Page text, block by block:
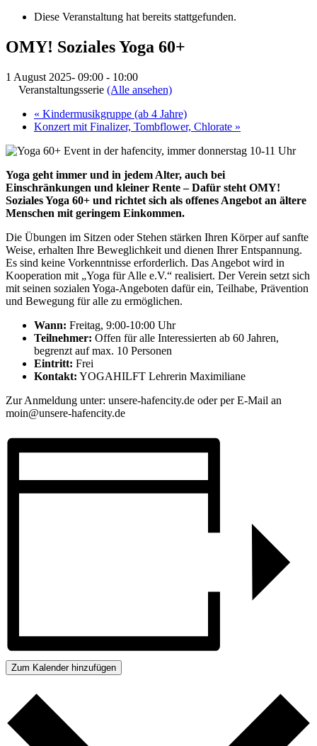
Diese Veranstaltung hat bereits stattgefunden.
OMY! Soziales Yoga 60+
1 August 2025- 09:00 - 10:00
Veranstaltungsserie (Alle ansehen)
« Kindermusikgruppe (ab 4 Jahre)
Konzert mit Finalizer, Tombflower, Chlorate »
Yoga geht immer und in jedem Alter, auch bei
Einschränkungen und kleiner Rente – Dafür steht OMY!
Soziales Yoga 60+ und richtet sich als offenes Angebot an ältere
Menschen mit geringem Einkommen.
Die Übungen im Sitzen oder Stehen stärken Ihren Körper auf sanfte
Weise, erhalten Ihre Beweglichkeit und dienen Ihrer Entspannung.
Es sind keine Vorkenntnisse erforderlich. Das Angebot wird in
Kooperation mit „Yoga für Alle e.V.“ realisiert. Der Verein setzt sich
mit seinen sozialen Yoga-Angeboten dafür ein, Teilhabe, Prävention
und Bewegung für alle zu ermöglichen.
Wann: Freitag, 9:00-10:00 Uhr
Teilnehmer: Offen für alle Interessierten ab 60 Jahren,
begrenzt auf max. 10 Personen
Eintritt: Frei
Kontakt: YOGAHILFT Lehrerin Maximiliane
Zur Anmeldung unter: unsere-hafencity.de oder per E-Mail an
moin@unsere-hafencity.de
Zum Kalender hinzufügen